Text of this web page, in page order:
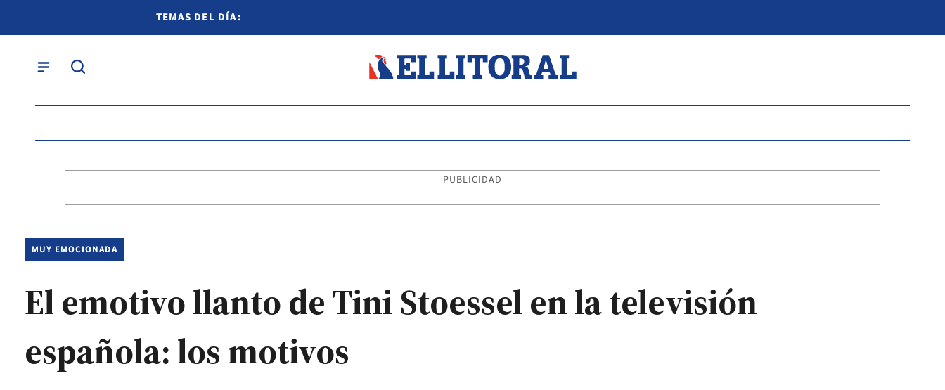
TEMAS DEL DÍA:
PUBLICIDAD
MUY EMOCIONADA
El emotivo llanto de Tini Stoessel en la televisión
española: los motivos